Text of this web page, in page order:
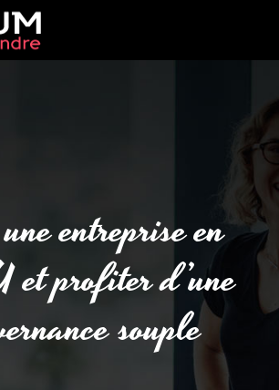
entreprise en
profiter d’une
souple